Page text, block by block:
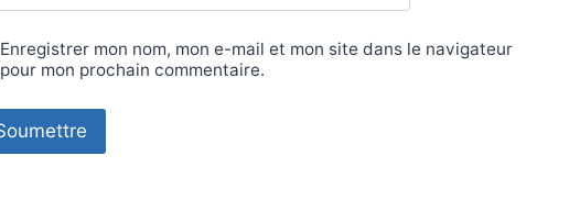
Enregistrer mon nom, mon e-mail et mon site dans le navigateur
pour mon prochain commentaire.